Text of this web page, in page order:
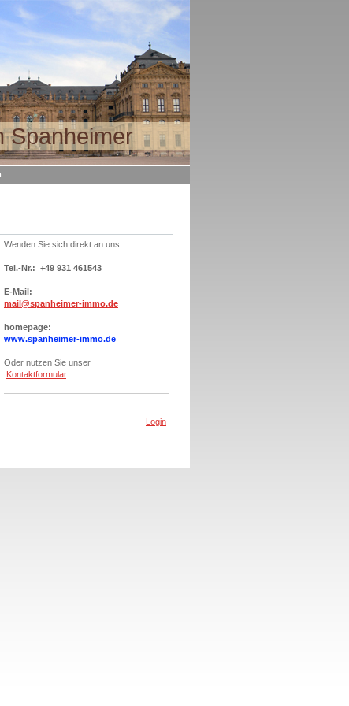
Spanheimer
Wenden Sie sich direkt an uns:
Tel.-Nr.: +49 931 461543
E-Mail:
mail@spanheimer-immo.de
homepage:
www.spanheimer-immo.de
Oder nutzen Sie unser
Kontaktformular.
Login